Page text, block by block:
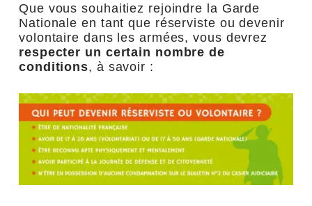
Que vous souhaitiez rejoindre la Garde
Nationale en tant que réserviste ou devenir
volontaire dans les armées, vous devrez
respecter un certain nombre de
conditions, à savoir :